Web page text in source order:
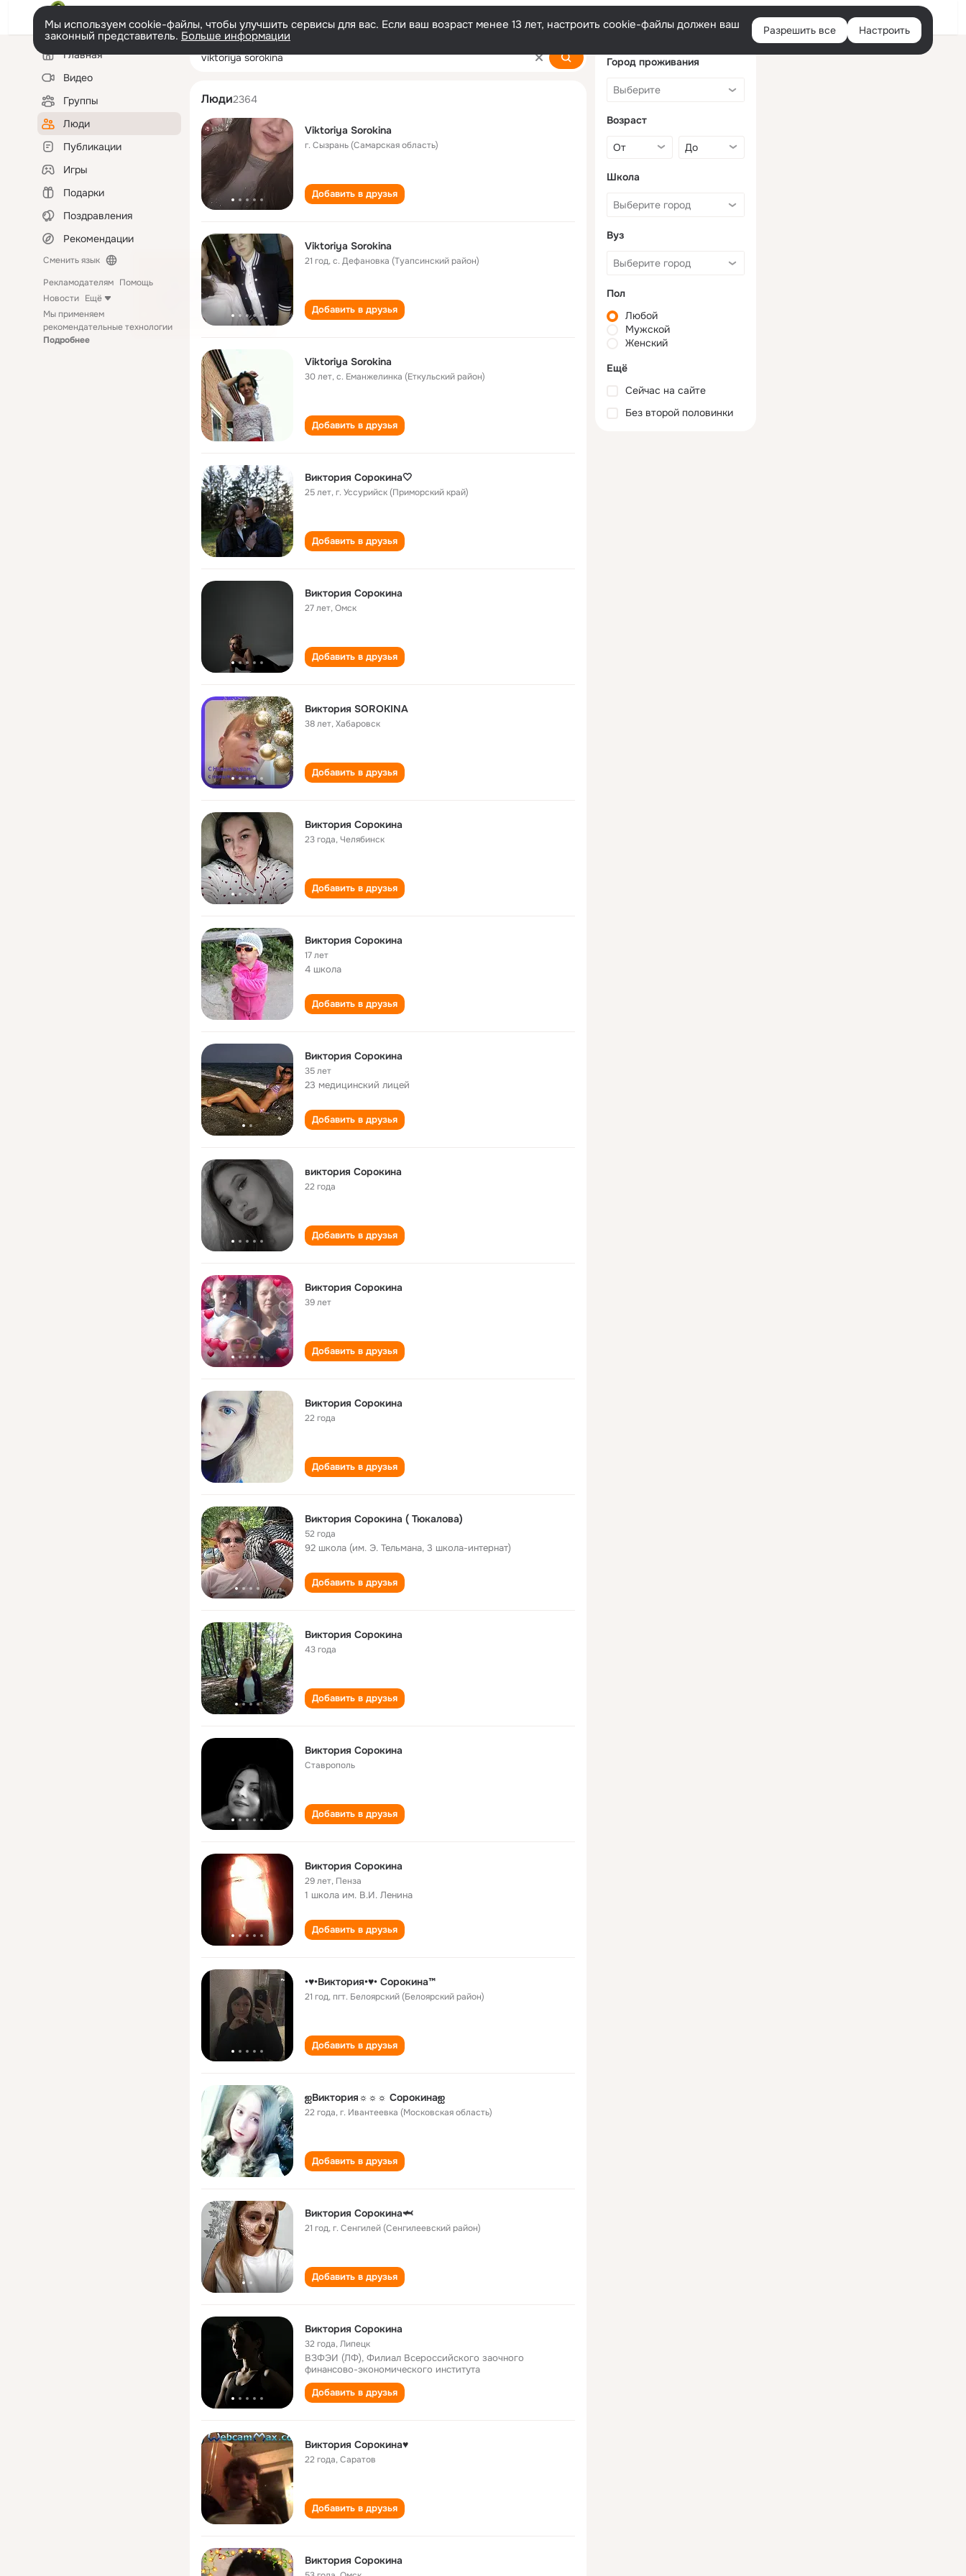
Войти
Мы используем cookie-файлы, чтобы улучшить сервисы для вас. Если ваш возраст менее 13 лет, настроить cookie-файлы должен ваш
законный представитель. Больше информации Разрешить все Настроить
Левая
колонкаГлавная
Видео
Группы
Люди
Публикации
Игры
Подарки
Поздравления
Рекомендации
Сменить язык
Рекламодателям Помощь
Новости Ещё
Мы применяем
рекомендательные технологии
Подробнее
viktoriya sorokina
Люди2364
Viktoriya Sorokina
г. Сызрань (Самарская область)
Добавить в друзья
Viktoriya Sorokina
21 год,с. Дефановка (Туапсинский район)
Добавить в друзья
Viktoriya Sorokina
30 лет,с. Еманжелинка (Еткульский район)
Добавить в друзья
Виктория Сорокина🤍
25 лет,г. Уссурийск (Приморский край)
Добавить в друзья
Виктория Сорокина
27 лет,Омск
Добавить в друзья
Виктория SOROKINA
38 лет,Хабаровск
Добавить в друзья
Виктория Сорокина
23 года,Челябинск
Добавить в друзья
Виктория Сорокина
17 лет
4 школа
Добавить в друзья
Виктория Сорокина
35 лет
23 медицинский лицей
Добавить в друзья
виктория Сорокина
22 года
Добавить в друзья
Виктория Сорокина
39 лет
Добавить в друзья
Виктория Сорокина
22 года
Добавить в друзья
Виктория Сорокина ( Тюкалова)
52 года
92 школа (им. Э. Тельмана, 3 школа-интернат)
Добавить в друзья
Виктория Сорокина
43 года
Добавить в друзья
Виктория Сорокина
Ставрополь
Добавить в друзья
Виктория Сорокина
29 лет, Пенза
1 школа им. В.И. Ленина
Добавить в друзья
•♥•Виктория•♥• Сорокина™
21 год,пгт. Белоярский (Белоярский район)
Добавить в друзья
ஐВиктория☼☼☼ Сорокинаஐ
22 года,г. Ивантеевка (Московская область)
Добавить в друзья
Виктория Сорокина🦈
21 год,г. Сенгилей (Сенгилеевский район)
Добавить в друзья
Виктория Сорокина
32 года,Липецк
ВЗФЭИ (ЛФ), Филиал Всероссийского заочного
финансово-экономического института
Добавить в друзья
Виктория Сорокина♥
22 года,Саратов
Добавить в друзья
Виктория Сорокина
Город проживания
Возраст
Школа
Вуз
Пол
Любой
Мужской
Женский
Ещё
Сейчас на сайте
Без второй половинки